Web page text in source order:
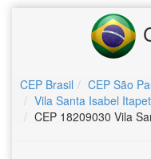
CEP Brasil CEP São
Vila Santa Isabel
CEP 18209030 Vila